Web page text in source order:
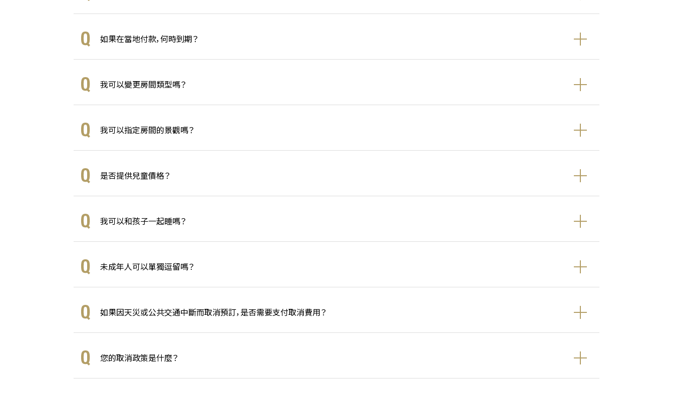
如果在當地付款，何時到期？
我可以變更房間類型嗎？
我可以指定房間的景觀嗎？
是否提供兒童價格？
我可以和孩子一起睡嗎？
未成年人可以單獨逗留嗎？
如果因天災或公共交通中斷而取消預訂，是否需要支付取消費用？
您的取消政策是什麼？